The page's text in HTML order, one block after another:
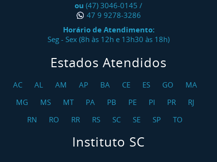
ou (47) 3046-0145 /
47 9 9278-3286
Horário de Atendimento:
Seg - Sex (8h às 12h e 13h30 às 18h)
Estados Atendidos
AC AL AM AP BA CE ES GO
MA
MG
MS MT PA PB PE PI PR
RJ
RN
RO RR RS SC SE SP TO
Instituto SC